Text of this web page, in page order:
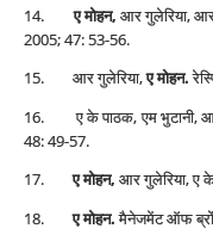
14.ए मोहन, आर गुलेरिया,
2005; 47: 53-56.
15. आर गुलेरिया,ए मोहन.
16. ए के पाठक, एम भुटानी,
48: 49-57.
17.ए मोहन, आर गुलेरिया, ए
18.ए मोहन.मैनेजमेंट ऑफ